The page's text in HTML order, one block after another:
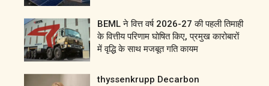
BEML ने वित्त वर्ष 2026-27 की पहली तिमाही
के वित्तीय परिणाम घोषित किए, प्रमुख कारोबारों
में वृद्धि के साथ मजबूत गति कायम
thyssenkrupp Decarbon